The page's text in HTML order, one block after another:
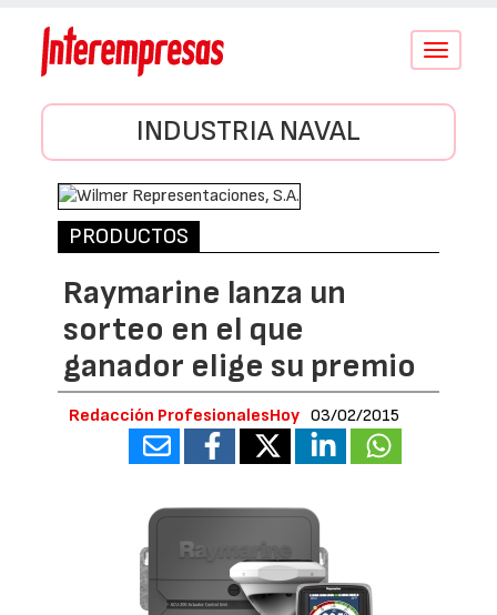
Conmutar
INDUSTRIA NAVAL
PRODUCTOS
Raymarine lanza un
sorteo en el que
ganador elige su premio
Redacción ProfesionalesHoy 03/02/2015